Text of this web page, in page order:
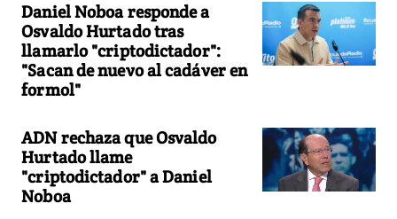
Daniel Noboa responde a
Osvaldo Hurtado tras
llamarlo "criptodictador":
"Sacan de nuevo al cadáver en
formol"
ADN rechaza que Osvaldo
Hurtado llame
"criptodictador" a Daniel
Noboa